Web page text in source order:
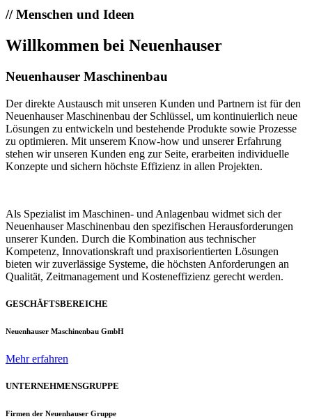
//Menschen und Ideen
Willkommen bei Neuenhauser
Neuenhauser Maschinenbau
Der direkte Austausch mit unseren Kunden und Partnern ist für den
Neuenhauser Maschinenbau der Schlüssel, um kontinuierlich neue
Lösungen zu entwickeln und bestehende Produkte sowie Prozesse
zu optimieren. Mit unserem Know-how und unserer Erfahrung
stehen wir unseren Kunden eng zur Seite, erarbeiten individuelle
Konzepte und sichern höchste Effizienz in allen Projekten.
Als Spezialist im Maschinen- und Anlagenbau widmet sich der
Neuenhauser Maschinenbau den spezifischen Herausforderungen
unserer Kunden. Durch die Kombination aus technischer
Kompetenz, Innovationskraft und praxisorientierten Lösungen
bieten wir zuverlässige Systeme, die höchsten Anforderungen an
Qualität, Zeitmanagement und Kosteneffizienz gerecht werden.
GESCHÄFTSBEREICHE
Neuenhauser Maschinenbau GmbH
Mehr erfahren
UNTERNEHMENSGRUPPE
Firmen der Neuenhauser Gruppe